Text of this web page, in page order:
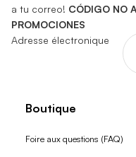
a tu correo! CÓDIGO NO
PROMOCIONES
Adresse électronique
Boutique
Foire aux questions (FAQ)